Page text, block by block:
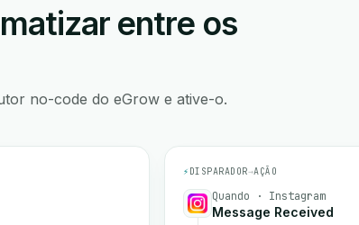
entre os
no-code do eGrow e ative-o.
⚡ DISPARADOR→AÇÃO
Quando · Instagram
Message Received